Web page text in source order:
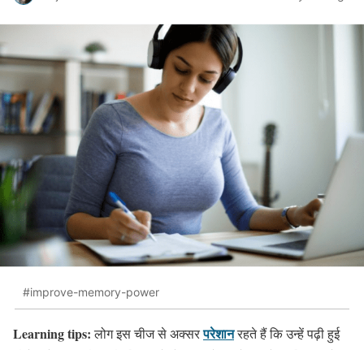
#improve-memory-power
Learning tips:लोग इस चीज से अक्सरपरेशानरहते हैं कि उन्हें पढ़ी हुई